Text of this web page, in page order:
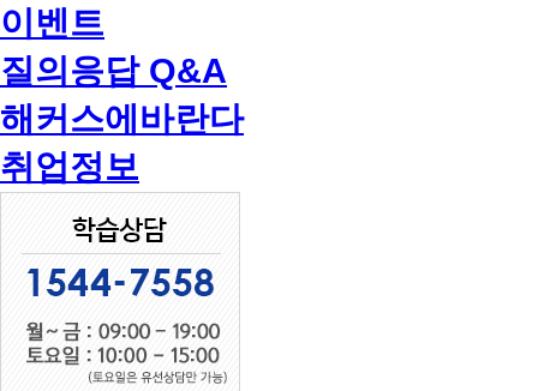
이벤트
질의응답 Q&A
해커스에바란다
취업정보